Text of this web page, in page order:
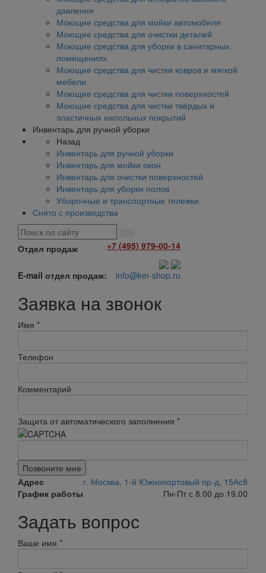
давления
Моющие средства для мойки автомобиля
Моющие средства для очистки деталей
Моющие средства для уборки в санитарных
помещениях
Моющие средства для чистки ковров и мягкой
мебели
Моющие средства для чистки поверхностей
Моющие средства для чистки твёрдых и
эластичных напольных покрытий
Инвентарь для ручной уборки
Назад
Инвентарь для ручной уборки
Инвентарь для мойки окон
Инвентарь для очистки поверхностей
Инвентарь для уборки полов
Уборочные и транспортные тележки
Снято с производства
Отдел продаж +7 (495) 979-00-14
E-mail отдел продаж: info@ker-shop.ru
Заявка на звонок
Имя *
Телефон
Комментарий
Защита от автоматического заполнения *
Позвоните мне
Адрес
г. Москва, 1-й Южнопортовый пр-д, 15Ас8
График работы
Пн-Пт с 8.00 до 19.00
Задать вопрос
Ваше имя *